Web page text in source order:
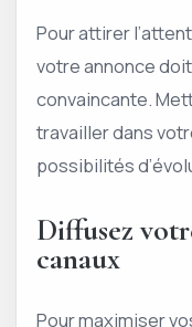
Pour attirer
votre annonce
convaincante.
travailler dans
possibilités
Diffusez
canaux
Pour maximiser